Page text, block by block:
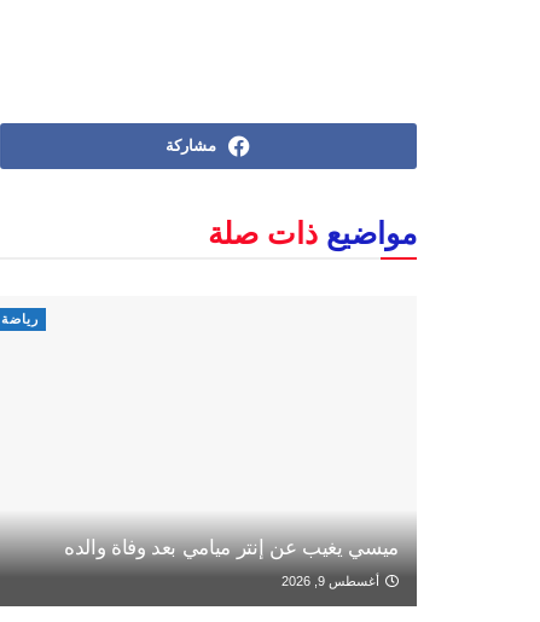
مشاركة
مواضيع ذات صلة
رياضة
ميسي يغيب عن إنتر ميامي بعد وفاة والده
أغسطس 9, 2026